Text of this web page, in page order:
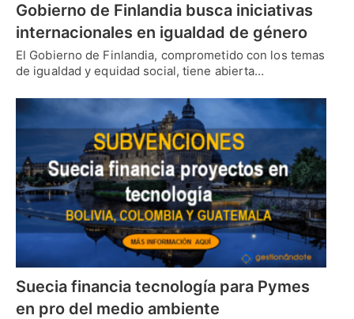
Gobierno de Finlandia busca iniciativas
internacionales en igualdad de género
El Gobierno de Finlandia, comprometido con los temas
de igualdad y equidad social, tiene abierta…
Suecia financia tecnología para Pymes
en pro del medio ambiente